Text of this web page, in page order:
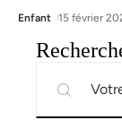
Enfant 15 février